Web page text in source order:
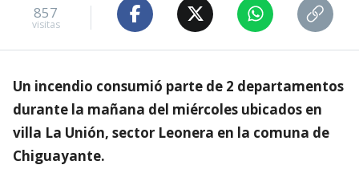
857
visitas
Un incendio consumió parte de 2 departamentos
durante la mañana del miércoles ubicados en
villa La Unión, sector Leonera en la comuna de
Chiguayante.